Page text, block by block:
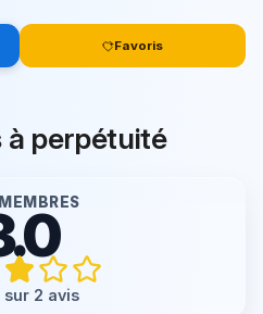
Favoris
à perpétuité
sur 2 avis